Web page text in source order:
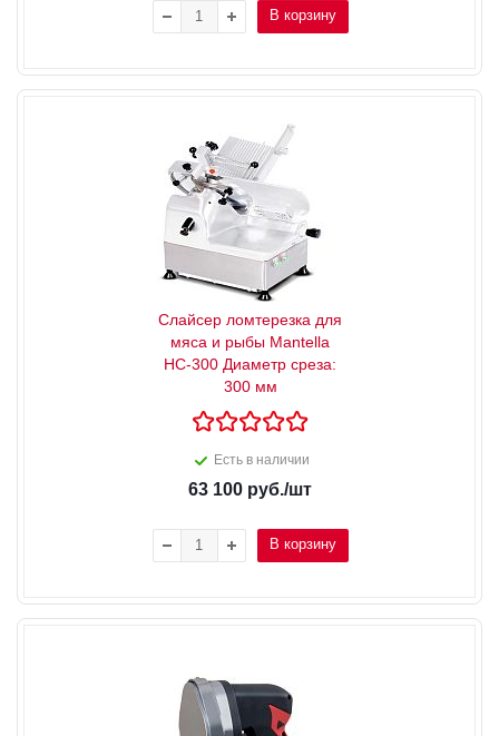
В корзину
Слайсер ломтерезка для
мяса и рыбы Mantella
HC-300 Диаметр среза:
300 мм
Есть в наличии
63 100 руб./шт
В корзину